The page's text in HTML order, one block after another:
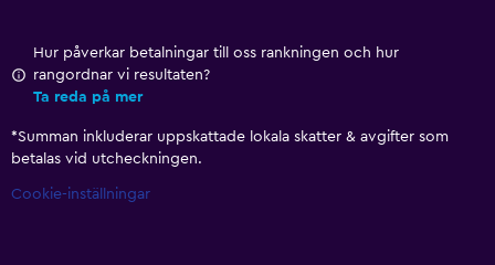
Hur påverkar betalningar till oss rankningen och hur
rangordnar vi resultaten?
Ta reda på mer
*Summan inkluderar uppskattade lokala skatter & avgifter som
betalas vid utcheckningen.
Cookie-inställningar